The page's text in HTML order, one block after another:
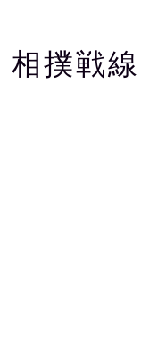
相撲戦線